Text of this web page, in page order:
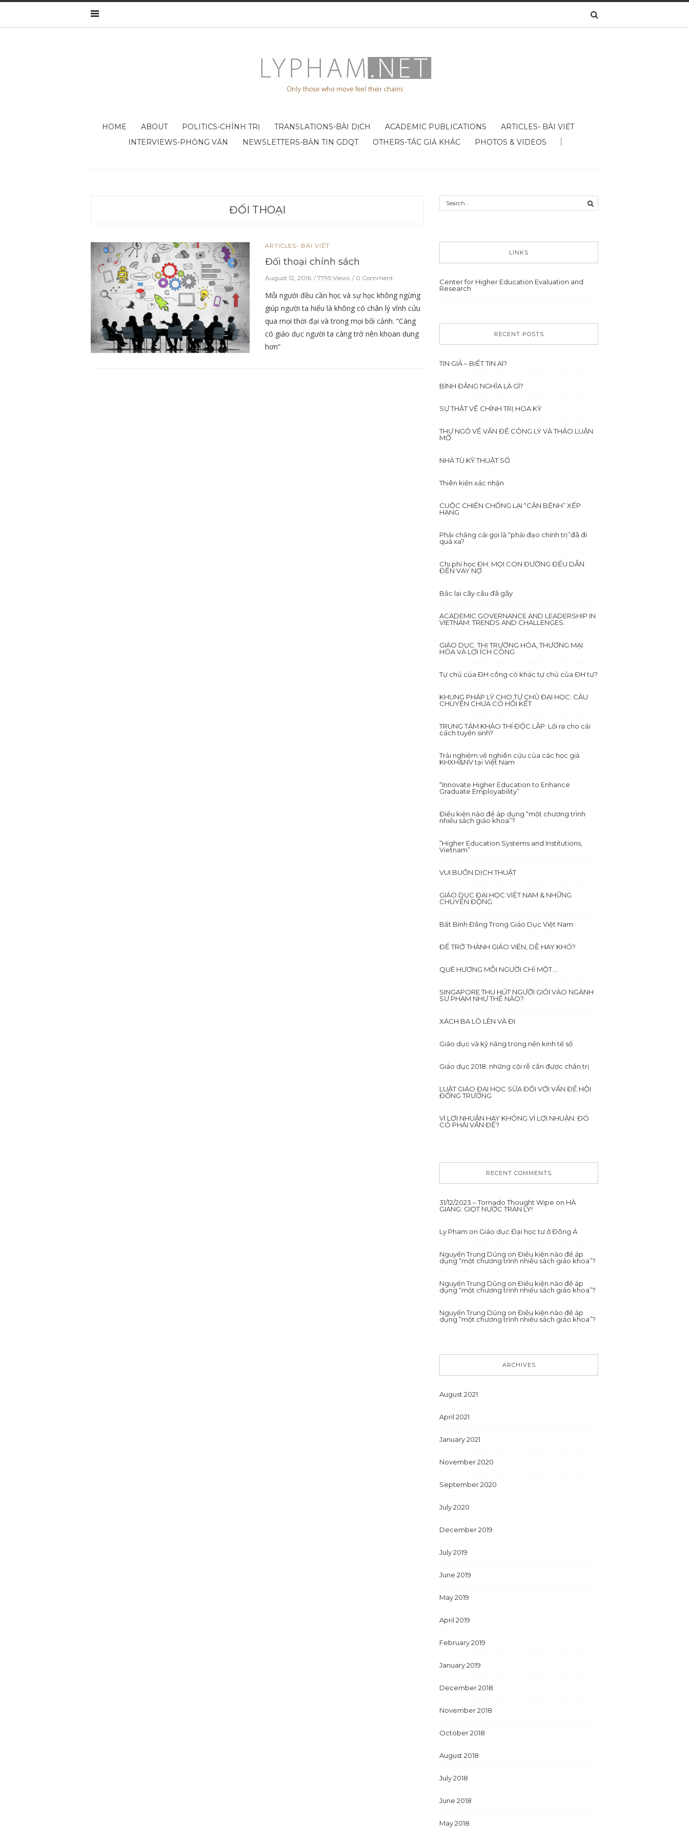
HOME ABOUT POLITICS-CHÍNH TRỊ TRANSLATIONS-BÀI DỊCH ACADEMIC PUBLICATIONS
ARTICLES- BÀI VIẾT
INTERVIEWS-PHỎNG VẤN
NEWSLETTERS-BẢN TIN GDQT OTHERS-TÁC GIẢ KHÁC PHOTOS & VIDEOS
ĐỐI THOẠI
ARTICLES- BÀI VIẾT
Đối thoại chính sách
August 12, 2016 7795 Views 0 Comment
Mỗi người đều cần học và sự học không ngừng
giúp người ta hiểu là không có chân lý vĩnh cửu
qua mọi thời đại và trong mọi bối cảnh. “Càng
có giáo dục người ta càng trở nên khoan dung
hơn”
LINKS
Center for Higher Education Evaluation and
Research
RECENT POSTS
TIN GIẢ – BIẾT TIN AI?
BÌNH ĐẲNG NGHĨA LÀ GÌ?
SỰ THẬT VỀ CHÍNH TRỊ HOA KỲ
THƯ NGỎ VỀ VẤN ĐỀ CÔNG LÝ VÀ THẢO LUẬN
MỞ
NHÀ TÙ KỸ THUẬT SỐ
Thiên kiến xác nhận
CUỘC CHIẾN CHỐNG LẠI “CĂN BỆNH” XẾP
HẠNG
Phải chăng cái gọi là “phải đạo chính trị”đã đi
quá xa?
Chi phí học ĐH: MỌI CON ĐƯỜNG ĐỀU DẪN
ĐẾN VAY NỢ
Bắc lại cây cầu đã gãy
ACADEMIC GOVERNANCE AND LEADERSHIP IN
VIETNAM: TRENDS AND CHALLENGES.
GIÁO DỤC: THỊ TRƯỜNG HÓA, THƯƠNG MẠI
HÓA VÀ LỢI ÍCH CÔNG
Tự chủ của ĐH công có khác tự chủ của ĐH tư?
KHUNG PHÁP LÝ CHO TỰ CHỦ ĐẠI HỌC: CÂU
CHUYỆN CHƯA CÓ HỒI KẾT
TRUNG TÂM KHẢO THÍ ĐỘC LẬP: Lối ra cho cải
cách tuyển sinh?
Trải nghiệm về nghiên cứu của các học giả
KHXH&NV tại Việt Nam
“Innovate Higher Education to Enhance
Graduate Employability”
Điều kiện nào để áp dụng “một chương trình
nhiều sách giáo khoa”?
“Higher Education Systems and Institutions,
Vietnam”
VUI BUỒN DỊCH THUẬT
GIÁO DỤC ĐẠI HỌC VIỆT NAM & NHỮNG
CHUYỂN ĐỘNG
Bất Bình Đẳng Trong Giáo Dục Việt Nam
ĐỂ TRỞ THÀNH GIÁO VIÊN, DỄ HAY KHÓ?
QUÊ HƯƠNG MỖI NGƯỜI CHỈ MỘT….
SINGAPORE THU HÚT NGƯỜI GIỎI VÀO NGÀNH
SƯ PHẠM NHƯ THẾ NÀO?
XÁCH BA LÔ LÊN VÀ ĐI
Giáo dục và kỹ năng trong nền kinh tế số
Giáo dục 2018: những cội rễ cần được chẩn trị
LUẬT GIÁO ĐẠI HỌC SỬA ĐỔI VỚI VẤN ĐỀ HỘI
ĐỒNG TRƯỜNG
VÌ LỢI NHUẬN HAY KHÔNG VÌ LỢI NHUẬN: ĐÓ
CÓ PHẢI VẤN ĐỀ?
RECENT COMMENTS
31/12/2023 – Tornado Thought Wipe on HÀ
GIANG: GIỌT NƯỚC TRÀN LY!
Ly Pham on Giáo dục Đại học tư ở Đông Á
Nguyến Trung Dũng on Điều kiện nào để áp
dụng “một chương trình nhiều sách giáo khoa”?
Nguyến Trung Dũng on Điều kiện nào để áp
dụng “một chương trình nhiều sách giáo khoa”?
Nguyến Trung Dũng on Điều kiện nào để áp
dụng “một chương trình nhiều sách giáo khoa”?
ARCHIVES
August 2021
April 2021
January 2021
November 2020
September 2020
July 2020
December 2019
July 2019
June 2019
May 2019
April 2019
February 2019
January 2019
December 2018
November 2018
October 2018
August 2018
July 2018
June 2018
May 2018